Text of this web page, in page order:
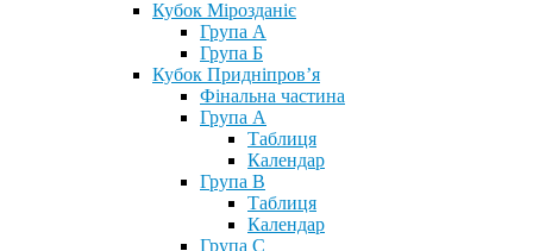
Кубок Мірозданіє
Група А
Група Б
Кубок Придніпров’я
Фінальна частина
Група А
Таблиця
Календар
Група В
Таблиця
Календар
Група С